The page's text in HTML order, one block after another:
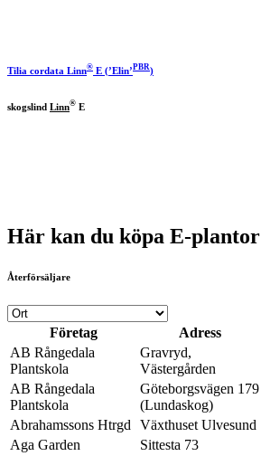
Tilia cordata Linn® E (’Elin’PBR)
skogslind Linn® E
Här kan du köpa E-plantor
Återförsäljare
Företag Adress
AB Rångedala
Plantskola
Gravryd,
Västergården
AB Rångedala
Plantskola
Göteborgsvägen 179
(Lundaskog)
Abrahamssons Htrgd
Växthuset Ulvesund
Aga Garden
Sittesta 73